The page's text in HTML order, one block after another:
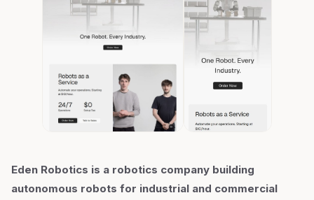
Eden Robotics is a robotics company building
autonomous robots for industrial and commercial